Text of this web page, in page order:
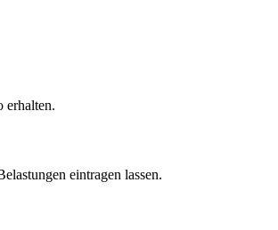
erhalten.
eintragen lassen.